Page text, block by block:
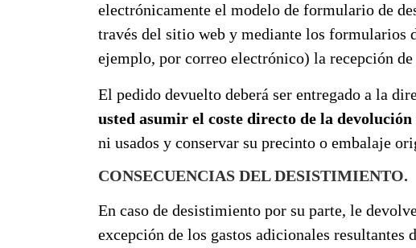
electrónicamente el modelo de formulario de
través del sitio web y mediante los formularios
ejemplo, por correo electrónico) la recepción
El pedido devuelto deberá ser entregado a la
usted asumir el coste directo de la
ni usados y conservar su precinto o embalaje
CONSECUENCIAS DEL DESISTIMIENTO.
En caso de desistimiento por su parte, le
excepción de los gastos adicionales